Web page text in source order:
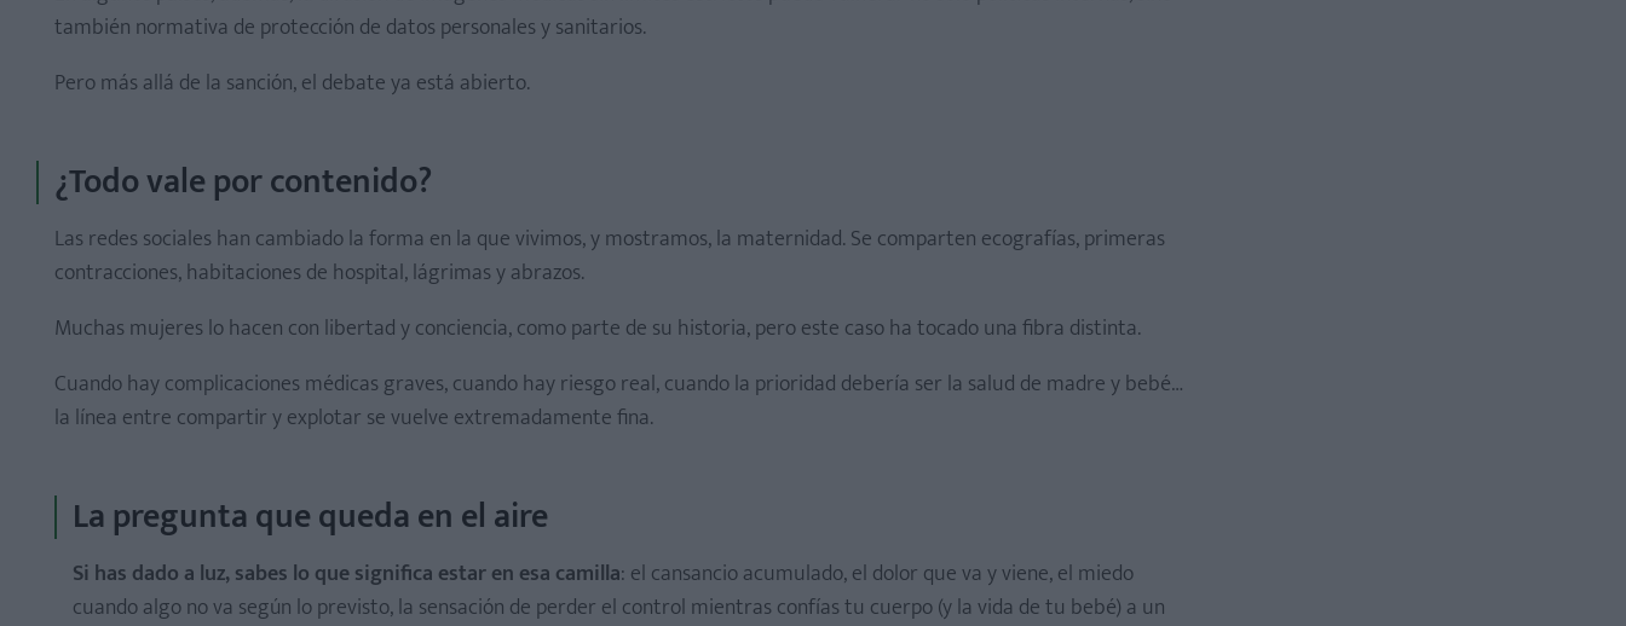
también normativa de protección de datos personales y sanitarios.
Pero más allá de la sanción, el debate ya está abierto.
¿Todo vale por contenido?
Las redes sociales han cambiado la forma en la que vivimos, y mostramos, la maternidad. Se comparten ecografías, primeras
contracciones, habitaciones de hospital, lágrimas y abrazos.
Muchas mujeres lo hacen con libertad y conciencia, como parte de su historia, pero este caso ha tocado una fibra distinta.
Cuando hay complicaciones médicas graves, cuando hay riesgo real, cuando la prioridad debería ser la salud de madre y bebé…
la línea entre compartir y explotar se vuelve extremadamente fina.
La pregunta que queda en el aire
Si has dado a luz, sabes lo que significa estar en esa camilla: el cansancio acumulado, el dolor que va y viene, el miedo
cuando algo no va según lo previsto, la sensación de perder el control mientras confías tu cuerpo (y la vida de tu bebé) a un